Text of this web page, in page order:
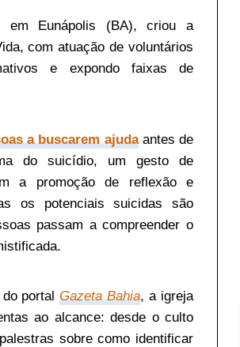
em Eunápolis (BA), criou a
com atuação de voluntários
e expondo faixas de
a buscarem ajudaantes de
do suicídio, um gesto de
a promoção de reflexão e
os potenciais suicidas são
passam a compreender o
do portalGazeta Bahia, a igreja
ao alcance: desde o culto
sobre como identificar